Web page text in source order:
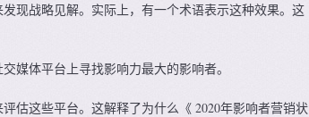
现战略见解。实际上，有一个术语表示这种效果。这
媒体平台上寻找影响力最大的影响者。
估这些平台。这解释了为什么《 2020年影响者营销状